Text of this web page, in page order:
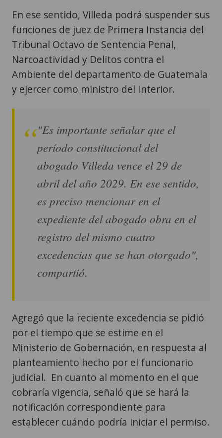
En ese sentido, Villeda podrá suspender sus
funciones de juez de Primera Instancia del
Tribunal Octavo de Sentencia Penal,
Narcoactividad y Delitos contra el
Ambiente del departamento de Guatemala
y ejercer como ministro del Interior.
"Es importante señalar que el
período constitucional del
abogado Villeda vence el 29 de
abril del año 2029. En ese sentido,
es preciso mencionar en el
expediente del abogado obra en el
registro del mismo cuatro
excedencias que se han otorgado",
compartió.
Agregó que la reciente excedencia se pidió
por el tiempo que se estime en el
Ministerio de Gobernación, en respuesta al
planteamiento hecho por el funcionario
judicial. En cuanto al momento en el que
cobraría vigencia, señaló que se hará la
notificación correspondiente para
establecer cuándo podría iniciar el permiso.